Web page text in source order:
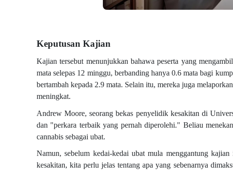
Keputusan Kajian
Kajian tersebut menunjukkan bahawa peserta yang
mata selepas 12 minggu, berbanding hanya 0.6 mata bagi
bertambah kepada 2.9 mata. Selain itu, mereka juga
meningkat.
Andrew Moore, seorang bekas penyelidik kesakitan di
dan "perkara terbaik yang pernah diperolehi." Beliau
cannabis sebagai ubat.
Namun, sebelum kedai-kedai ubat mula menggantung
kesakitan, kita perlu jelas tentang apa yang sebenarnya